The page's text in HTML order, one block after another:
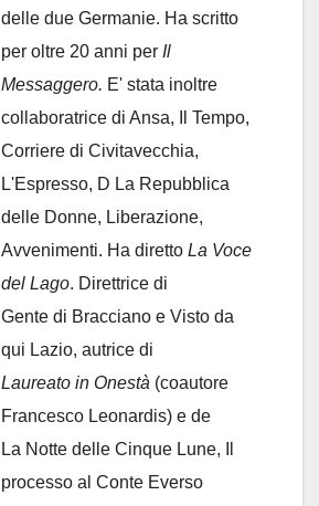
delle due Germanie. Ha scritto
per oltre 20 anni per Il
Messaggero. E' stata inoltre
collaboratrice di Ansa, Il Tempo,
Corriere di Civitavecchia,
L'Espresso, D La Repubblica
delle Donne, Liberazione,
Avvenimenti. Ha diretto La Voce
del Lago. Direttrice di
Gente di Bracciano e Visto da
qui Lazio, autrice di
Laureato in Onestà (coautore
Francesco Leonardis) e de
La Notte delle Cinque Lune, Il
processo al Conte Everso